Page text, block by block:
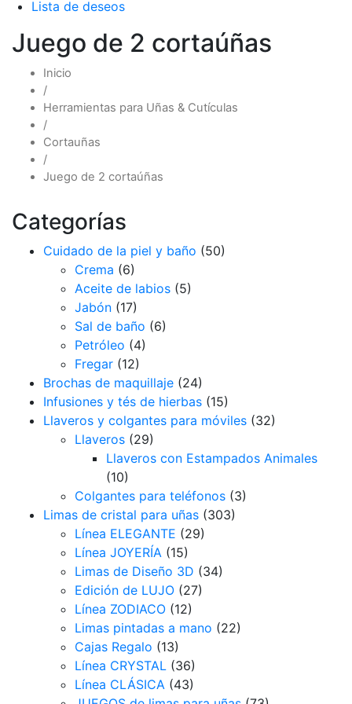
Lista de deseos
Juego de 2 cortaúñas
Inicio
/
Herramientas para Uñas & Cutículas
/
Cortauñas
/
Juego de 2 cortaúñas
Categorías
Cuidado de la piel y baño (50)
Crema (6)
Aceite de labios (5)
Jabón (17)
Sal de baño (6)
Petróleo (4)
Fregar (12)
Brochas de maquillaje (24)
Infusiones y tés de hierbas (15)
Llaveros y colgantes para móviles (32)
Llaveros (29)
Llaveros con Estampados Animales
(10)
Colgantes para teléfonos (3)
Limas de cristal para uñas (303)
Línea ELEGANTE (29)
Línea JOYERÍA (15)
Limas de Diseño 3D (34)
Edición de LUJO (27)
Línea ZODIACO (12)
Limas pintadas a mano (22)
Cajas Regalo (13)
Línea CRYSTAL (36)
Línea CLÁSICA (43)